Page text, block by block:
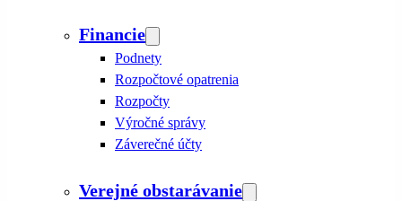
Financie
Podnety
Rozpočtové opatrenia
Rozpočty
Výročné správy
Záverečné účty
Verejné obstarávanie